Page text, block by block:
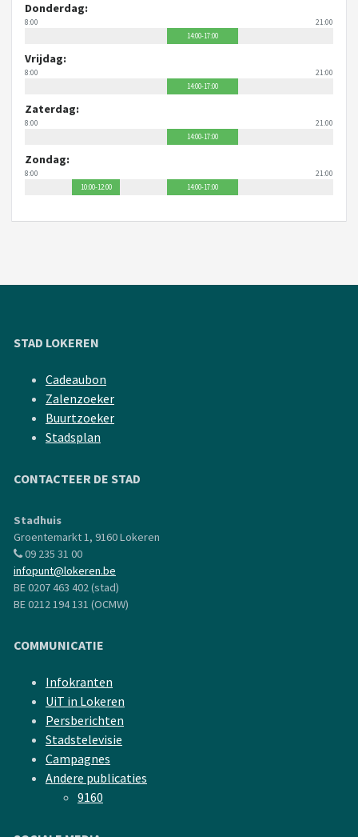
Donderdag:
8:00 21:00
14:00-17:00
Vrijdag:
8:00 21:00
14:00-17:00
Zaterdag:
8:00 21:00
14:00-17:00
Zondag:
8:00 21:00
10:00-12:00 14:00-17:00
STAD LOKEREN
Cadeaubon
Zalenzoeker
Buurtzoeker
Stadsplan
CONTACTEER DE STAD
Stadhuis
Groentemarkt 1, 9160 Lokeren
09 235 31 00
infopunt@lokeren.be
BE 0207 463 402 (stad)
BE 0212 194 131 (OCMW)
COMMUNICATIE
Infokranten
UiT in Lokeren
Persberichten
Stadstelevisie
Campagnes
Andere publicaties
9160